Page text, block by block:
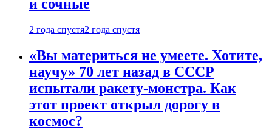
и сочные
2 года спустя2 года спустя
«Вы материться не умеете. Хотите,
научу» 70 лет назад в СССР
испытали ракету-монстра. Как
этот проект открыл дорогу в
космос?